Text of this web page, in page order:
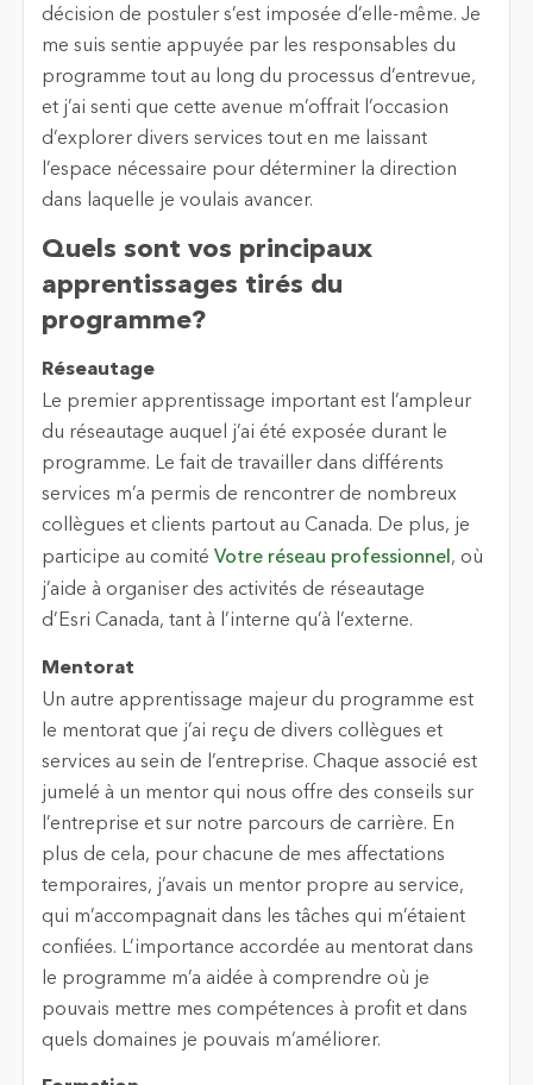
décision de postuler s’est imposée d’elle-même. Je
me suis sentie appuyée par les responsables du
programme tout au long du processus d’entrevue,
et j’ai senti que cette avenue m’offrait l’occasion
d’explorer divers services tout en me laissant
l’espace nécessaire pour déterminer la direction
dans laquelle je voulais avancer.
Quels sont vos principaux
apprentissages tirés du
programme?
Réseautage
Le premier apprentissage important est l’ampleur
du réseautage auquel j’ai été exposée durant le
programme. Le fait de travailler dans différents
services m’a permis de rencontrer de nombreux
collègues et clients partout au Canada. De plus, je
participe au comité Votre réseau professionnel , où
j’aide à organiser des activités de réseautage
d’Esri Canada, tant à l’interne qu’à l’externe.
Mentorat
Un autre apprentissage majeur du programme est
le mentorat que j’ai reçu de divers collègues et
services au sein de l’entreprise. Chaque associé est
jumelé à un mentor qui nous offre des conseils sur
l’entreprise et sur notre parcours de carrière. En
plus de cela, pour chacune de mes affectations
temporaires, j’avais un mentor propre au service,
qui m’accompagnait dans les tâches qui m’étaient
confiées. L’importance accordée au mentorat dans
le programme m’a aidée à comprendre où je
pouvais mettre mes compétences à profit et dans
quels domaines je pouvais m’améliorer.